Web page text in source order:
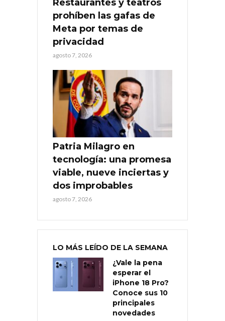
Restaurantes y teatros
prohíben las gafas de
Meta por temas de
privacidad
agosto 7, 2026
Patria Milagro en
tecnología: una promesa
viable, nueve inciertas y
dos improbables
agosto 7, 2026
LO MÁS LEÍDO DE LA SEMANA
¿Vale la pena
esperar el
iPhone 18 Pro?
Conoce sus 10
principales
novedades